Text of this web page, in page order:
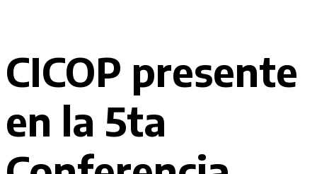
CICOP presente
en la 5ta